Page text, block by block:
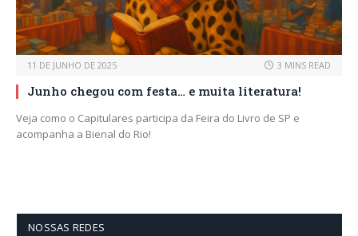
11 DE JUNHO DE 2025 3 MINS READ
Junho chegou com festa… e muita literatura!
Veja como o Capitulares participa da Feira do Livro de SP e
acompanha a Bienal do Rio!
NOSSAS REDES